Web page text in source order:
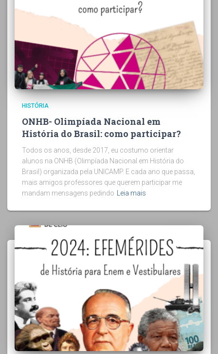
HISTÓRIA
ONHB- Olimpíada Nacional em
História do Brasil: como participar?
Todos os anos, desde 2017, eu costumo orientar
alunos na ONHB (Olimpíada Nacional em História do
Brasil) organizada pela UNICAMP. E cada ano que passa,
mais amigos professores que querem participar me
mandam mensagens pedindo
Leia mais